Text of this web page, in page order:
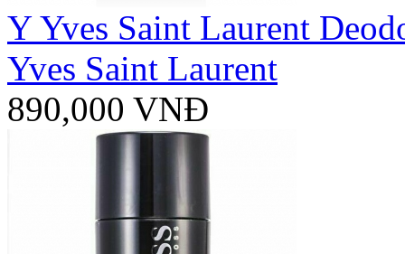
Y Yves Saint Laurent
Yves Saint Laurent
890,000 VNĐ